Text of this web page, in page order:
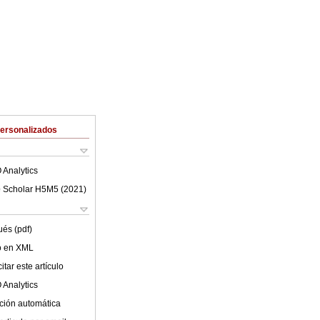
Analytics
Scholar H5M5 (2021 )
(pdf)
en XML
este artículo
Analytics
automática